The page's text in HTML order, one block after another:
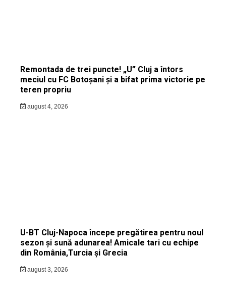
Remontada de trei puncte! „U” Cluj a întors
meciul cu FC Botoșani și a bifat prima victorie pe
teren propriu
august 4, 2026
U-BT Cluj-Napoca începe pregătirea pentru noul
sezon și sună adunarea! Amicale tari cu echipe
din România,Turcia și Grecia
august 3, 2026